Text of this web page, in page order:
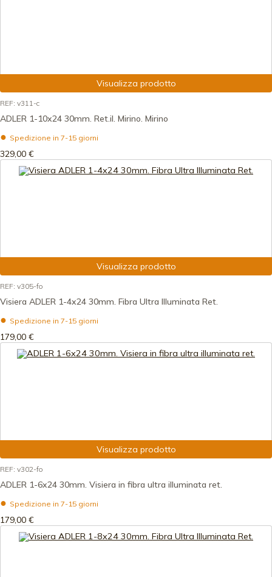
Visualizza prodotto
REF: v311-c
ADLER 1-10x24 30mm. Ret.il. Mirino. Mirino
Spedizione in 7-15 giorni
329,00 €
Visualizza prodotto
REF: v305-fo
Visiera ADLER 1-4x24 30mm. Fibra Ultra Illuminata Ret.
Spedizione in 7-15 giorni
179,00 €
Visualizza prodotto
REF: v302-fo
ADLER 1-6x24 30mm. Visiera in fibra ultra illuminata ret.
Spedizione in 7-15 giorni
179,00 €